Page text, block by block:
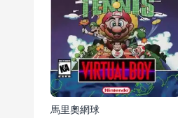
馬里奧網球